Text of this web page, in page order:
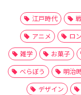
江戸時代
アニメ
ロ
雑学
お菓子
べらぼう
明治
デザイン